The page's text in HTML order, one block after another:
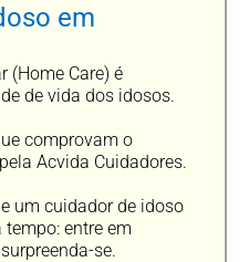
em
(Home Care) é
de vida dos idosos.
comprovam o
Acvida Cuidadores.
um cuidador de idoso
entre em
se.